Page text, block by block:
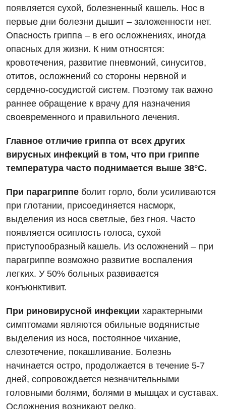
Бесплатные услуги
Гастроэнтерология
Дерматовенерология
Маммология
Медицинская психология
Неврология
Онкологическое отделение
Ортопедия и травматология
Оториноларингология
Офтальмологическое отделение
Пульмонология
Терапия
Урология
Физиотерапия
появляется сухой, болезненный кашель. Нос в
первые дни болезни дышит – заложенности нет.
Опасность гриппа – в его осложнениях, иногда
опасных для жизни. К ним относятся:
кровотечения, развитие пневмоний, синуситов,
отитов, осложнений со стороны нервной и
сердечно-сосудистой систем. Поэтому так важно
раннее обращение к врачу для назначения
своевременного и правильного лечения.
Главное отличие гриппа от всех других
вирусных инфекций в том, что при гриппе
температура часто поднимается выше 38°С.
При парагриппе болит горло, боли усиливаются
при глотании, присоединяется насморк,
выделения из носа светлые, без гноя. Часто
появляется осиплость голоса, сухой
приступообразный кашель. Из осложнений – при
парагриппе возможно развитие воспаления
легких. У 50% больных развивается
конъюнктивит.
При риновирусной инфекции характерными
симптомами являются обильные водянистые
выделения из носа, постоянное чихание,
слезотечение, покашливание. Болезнь
начинается остро, продолжается в течение 5-7
дней, сопровождается незначительными
головными болями, болями в мышцах и суставах.
Осложнения возникают редко.